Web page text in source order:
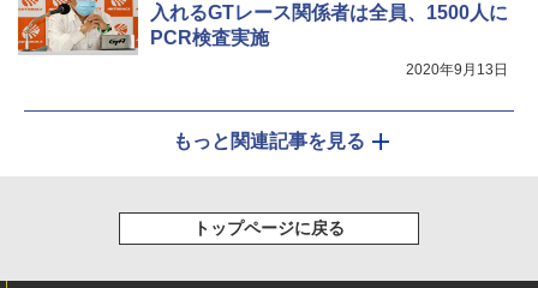
入れるGTレース関係者は全員、1500人に
PCR検査実施
2020年9月13日
もっと関連記事を見る
トップページに戻る